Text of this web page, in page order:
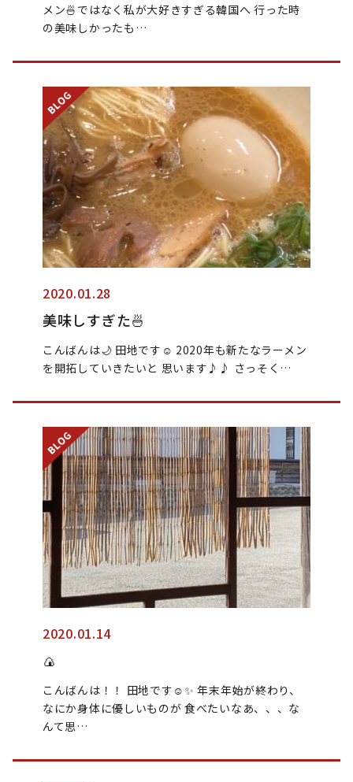
メン🍜ではなく私が大好きすぎる韓国へ 行った時
の美味しかったも…
2020.01.28
美味しすぎた🍜
こんばんは🌙 田地です☺︎ 2020年も新たなラーメン
を開拓していきたいと 思います♪♪ さっそく…
2020.01.14
🍙
こんばんは！！ 田地です☺︎✨ 年末年始が終わり、
なにか身体に優しいものが 食べたいなあ、、、な
んて思…